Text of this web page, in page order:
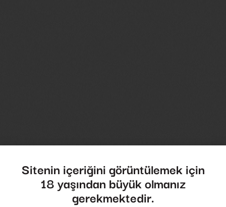
Sitenin içeriğini görüntülemek için
18 yaşından büyük olmanız
gerekmektedir.